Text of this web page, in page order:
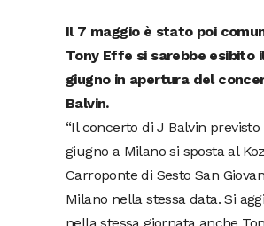
Il 7 maggio è stato poi
Tony Effe si sarebbe esibito
giugno in apertura del
Balvin.
“Il concerto di J Balvin previsto
giugno a Milano si sposta al
Carroponte di Sesto San
Milano nella stessa data. Si